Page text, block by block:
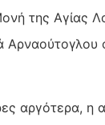
της Αγίας
αργότερα, η